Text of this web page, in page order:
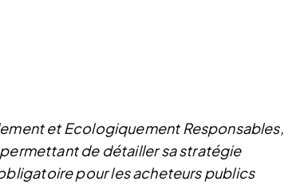
et Ecologiquement Responsables,
de détailler sa stratégie
pour les acheteurs publics